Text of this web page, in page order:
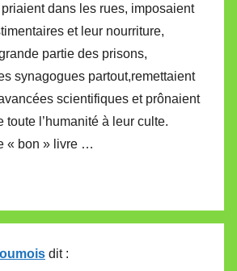
dans les rues, imposaient
et leur nourriture,
partie des prisons,
synagogues partout,remettaient
scientifiques et prônaient
toute l’humanité à leur culte.
« bon » livre …
dit :